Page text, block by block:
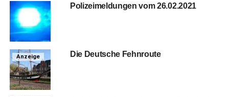
Poli­zei­mel­dun­gen vom 26.02.2021
Anzeige Die Deut­sche Fehnroute